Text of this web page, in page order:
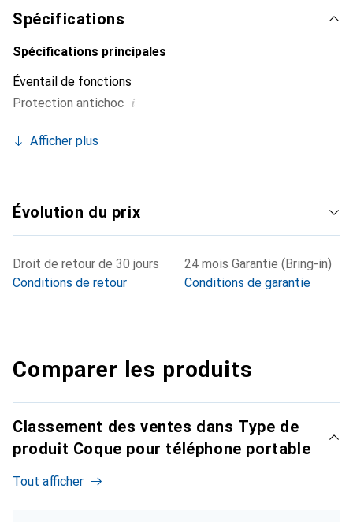
Spécifications
Spécifications principales
Éventail de fonctions
Protection antichoc i
Afficher plus
Évolution du prix
Droit de retour de 30 jours
Conditions de retour
24 mois Garantie (Bring-in)
Conditions de garantie
Comparer les produits
Classement des ventes dans Type de
produit Coque pour téléphone portable
Tout afficher